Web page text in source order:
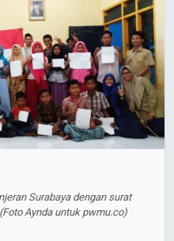
Surabaya dengan surat
Aynda untuk pwmu.co)